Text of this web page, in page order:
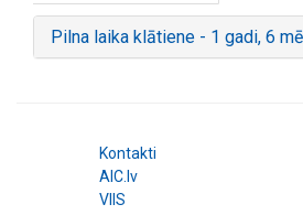
Pilna laika klātiene - 1 gadi, 6
Kontakti
AIC.lv
VIIS